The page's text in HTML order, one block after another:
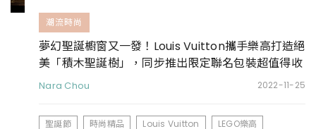
潮流時尚
夢幻聖誕櫥窗又一發！Louis Vuitton攜手樂高打造絕
美「積木聖誕樹」，同步推出限定聯名包裝超值得收
藏
Nara Chou 2022-11-25
聖誕節 時尚精品 Louis Vuitton LEGO樂高